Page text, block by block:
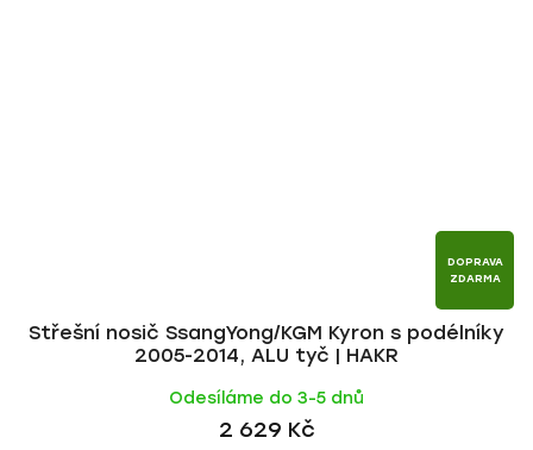
DOPRAVA
ZDARMA
Střešní nosič SsangYong/KGM Kyron s podélníky
2005-2014, ALU tyč | HAKR
Odesíláme do 3-5 dnů
2 629 Kč